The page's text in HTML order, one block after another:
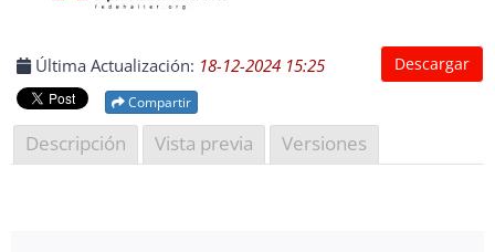
Descargar
Última Actualización: 18-12-2024 15:25
Compartir
Descripción Vista previa Versiones